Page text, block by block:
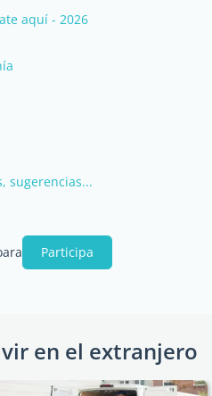
aquí - 2026
sugerencias...
Participa
en el extranjero